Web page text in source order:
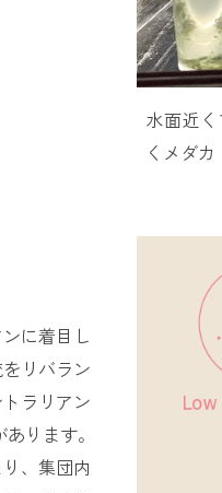
水面近
くメダカ
に着目し
リバラン
ラリアン
ります。
、集団内